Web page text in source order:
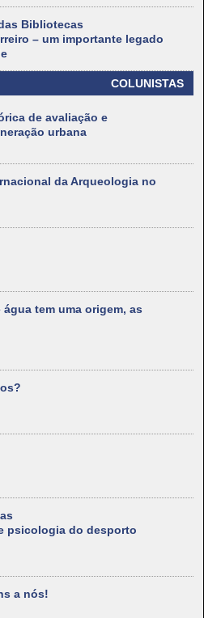
Bibliotecas
– um importante legado
COLUNISTAS
de avaliação e
urbana
da Arqueologia no
tem uma origem, as
psicologia do desporto
a nós!